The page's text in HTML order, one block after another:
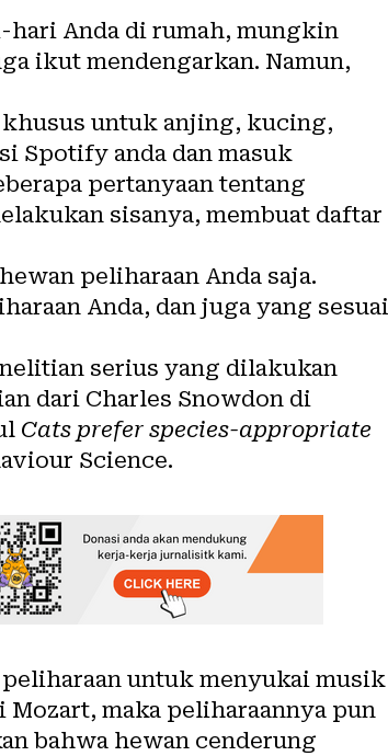
hari Anda di rumah, mungkin
ikut mendengarkan. Namun,
untuk anjing, kucing,
Spotify anda dan masuk
pertanyaan tentang
sisanya, membuat daftar
peliharaan Anda saja.
Anda, dan juga yang sesuai
serius yang dilakukan
dari Charles Snowdon di
Cats prefer species-appropriate
Science.
untuk menyukai musik
maka peliharaannya pun
bahwa hewan cenderung